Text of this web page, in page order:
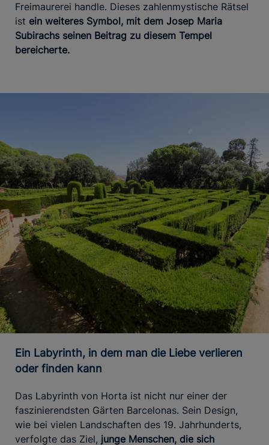
Freimaurerei handle. Dieses zahlenmystische Rätsel
ist ein weiteres Symbol, mit dem Josep Maria
Subirachs seinen Beitrag zu diesem Tempel
bereicherte.
Ein Labyrinth, in dem man die Liebe verlieren
oder finden kann
Das Labyrinth von Horta ist nicht nur einer der
faszinierendsten Gärten Barcelonas. Sein Design,
wie bei vielen Landschaften des 19. Jahrhunderts,
verfolgte das Ziel, junge Menschen, die sich